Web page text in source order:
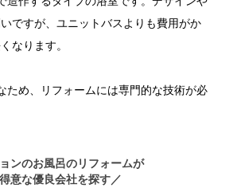
ですが、ユニットバスよりも費用がか
なります。
ため、リフォームには専門的な技術が必
ンのお風呂のリフォームが
意な優良会社を探す／